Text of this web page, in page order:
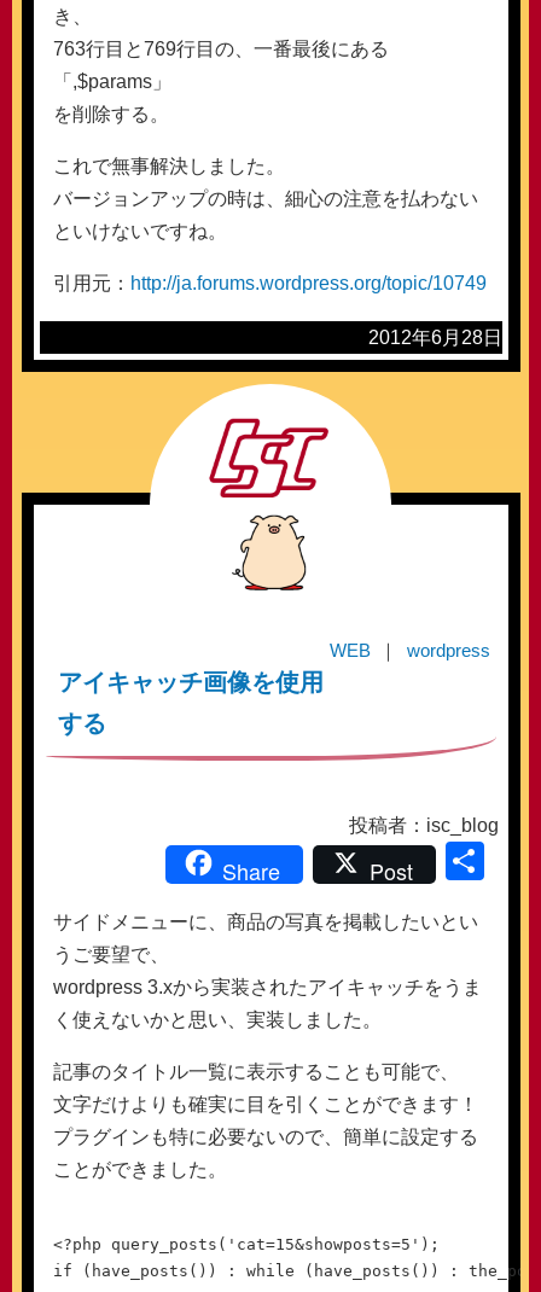
き、
763行目と769行目の、一番最後にある
「,$params」
を削除する。
これで無事解決しました。
バージョンアップの時は、細心の注意を払わない
といけないですね。
引用元： http://ja.forums.wordpress.org/topic/10749
2012年6月28日
WEB wordpress
アイキャッチ画像を使用
する
投稿者：isc_blog
Share Post
サイドメニューに、商品の写真を掲載したいとい
うご要望で、
wordpress 3.xから実装されたアイキャッチをうま
く使えないかと思い、実装しました。
記事のタイトル一覧に表示することも可能で、
文字だけよりも確実に目を引くことができます！
プラグインも特に必要ないので、簡単に設定する
ことができました。
<?php query_posts('cat=15&showposts=5');